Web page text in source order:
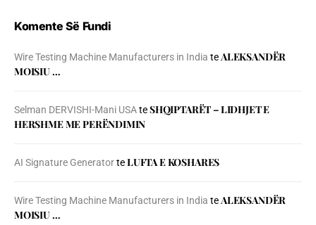
Komente Së Fundi
Wire Testing Machine Manufacturers in India teALEKSANDËR
MOISIU …
Selman DERVISHI-Mani USAteSHQIPTARËT – LIDHJET E
HERSHME ME PERËNDIMIN
AI Signature GeneratorteLUFTA E KOSHARES
Wire Testing Machine Manufacturers in India teALEKSANDËR
MOISIU …